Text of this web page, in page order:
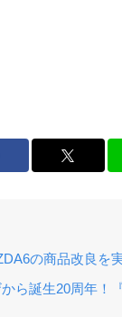
の商品改良を
ら誕生20周年！